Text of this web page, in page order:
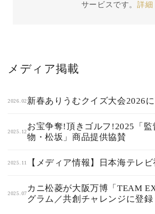
サービスです。 詳細
メディア掲載
2026.02新春ありうむクイズ大会2026
2025.12
お宝争奪!頂きゴルフ!2025「監
物・松坂」商品提供協賛
2025.11 【メディア情報】日本海テレ
2025.07
カニ松菱が大阪万博「TEAM
グラム／共創チャレンジに登録